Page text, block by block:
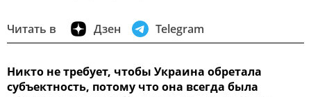
Читать в Дзен Telegram
Никто не требует, чтобы Украина обретала
субъектность, потому что она всегда была